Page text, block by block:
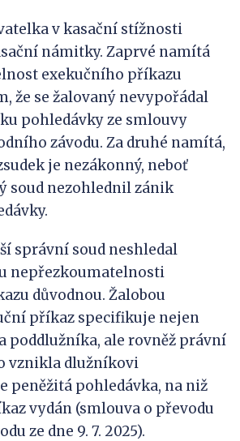
v kasační stížnosti
námitky. Zaprvé namítá
exekučního příkazu
že se žalovaný nevypořádal
pohledávky ze smlouvy
závodu. Za druhé namítá,
je nezákonný, neboť
soud nezohlednil zánik
soud neshledal
nepřezkoumatelnosti
důvodnou. Žalobou
příkaz specifikuje nejen
poddlužníka, ale rovněž právní
vznikla dlužníkovi
peněžitá pohledávka, na niž
vydán (smlouva o převodu
ze dne 9. 7. 2025).